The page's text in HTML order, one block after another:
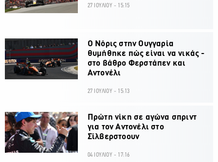
27 ΙΟΥΛΙΟΥ - 15:15
O Νόρις στην Ουγγαρία
θυμήθηκε πώς είναι να νικάς -
στο βάθρο Φερστάπεν και
Αντονέλι
27 ΙΟΥΛΙΟΥ - 15:13
Πρώτη νίκη σε αγώνα σπριντ
για τον Αντονέλι στο
Σίλβερστοουν
04 ΙΟΥΛΙΟΥ - 17:16